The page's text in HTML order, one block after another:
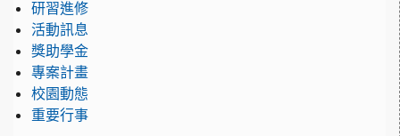
研習進修
活動訊息
獎助學金
專案計畫
校園動態
重要行事